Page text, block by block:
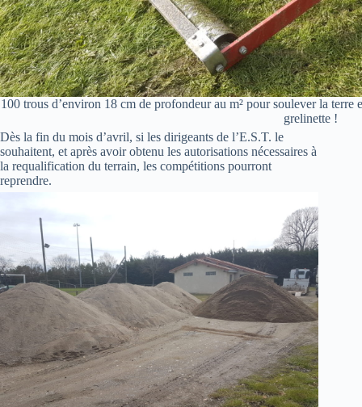
100 trous d’environ 18 cm de profondeur au m² pour soulever la
grelinette !
Dès la fin du mois d’avril, si les dirigeants de l’E.S.T. le
souhaitent, et après avoir obtenu les autorisations nécessaires à
la requalification du terrain, les compétitions pourront
reprendre.